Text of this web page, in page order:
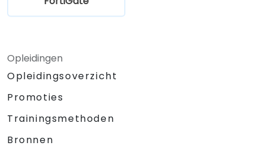
Opleidingen
Opleidingsoverzicht
Promoties
Trainingsmethoden
Bronnen